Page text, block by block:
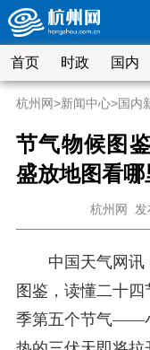
首页 时政 国内
杭州网>新闻中心>国内
节气物候图
盛放地图看
杭州网
中国天气网
图鉴，读懂二十
季第五个节气——